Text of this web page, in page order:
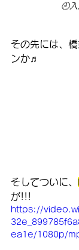
🕘
その先には、
ンか♬
そしてついに、
が!!!
https://
ea1e/1080p/